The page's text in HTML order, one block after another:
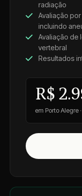
radiação
Avaliação
incluindo
Avaliação de
vertebral
Resultados
R$
em Porto Alegre